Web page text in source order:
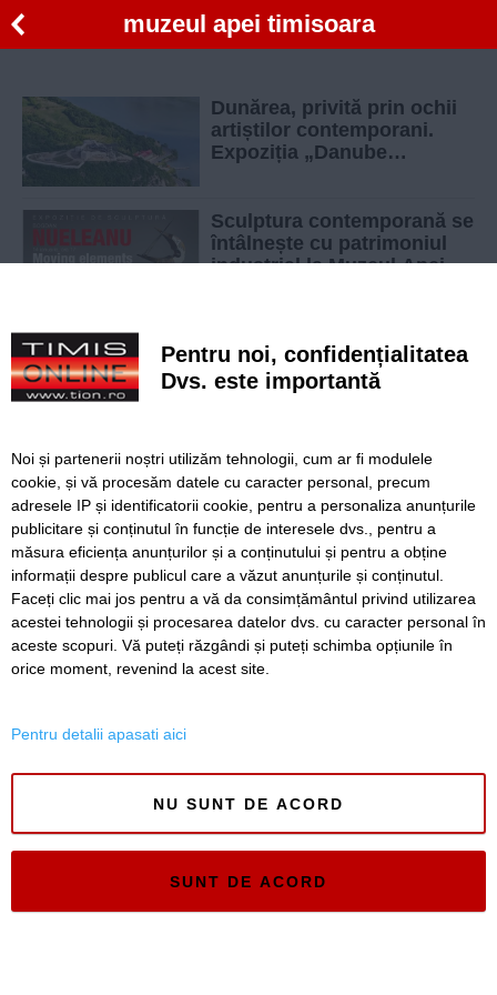
muzeul apei timisoara
Dunărea, privită prin ochii
artiștilor contemporani.
Expoziția „Danube
Sculptura contemporană se
întâlnește cu patrimoniul
industrial la Muzeul Apei
Apei din Timișoara. Copii,
așteptați să exploreze
lumea cunoștințelor despre
așteptați la Festivalul de
Joacă Cocolosh, de 1 Iunie
SERVICII Redactia
Folosinta Cookie-urilor
Termeni si conditii de utilizare
Timiș Online
Pentru noi, confidențialitatea
Dvs. este importantă
Noi și partenerii noștri utilizăm tehnologii, cum ar fi modulele
cookie, și vă procesăm datele cu caracter personal, precum
adresele IP și identificatorii cookie, pentru a personaliza anunțurile
publicitare și conținutul în funcție de interesele dvs., pentru a
măsura eficiența anunțurilor și a conținutului și pentru a obține
informații despre publicul care a văzut anunțurile și conținutul.
Faceți clic mai jos pentru a vă da consimțământul privind utilizarea
acestei tehnologii și procesarea datelor dvs. cu caracter personal în
aceste scopuri. Vă puteți răzgândi și puteți schimba opțiunile în
orice moment, revenind la acest site.
Pentru detalii apasati aici
NU SUNT DE ACORD
SUNT DE ACORD